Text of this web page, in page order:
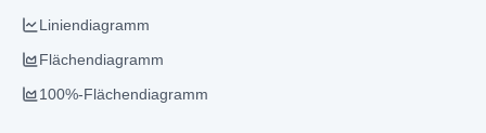
Liniendiagramm
Flächendiagramm
100%-Flächendiagramm